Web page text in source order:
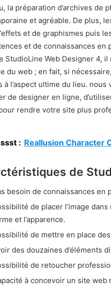
la préparation d’archives de
et agréable. De plus,
et de graphismes puis
et de connaissances en
StudioLine Web Designer 4,
du web ; en fait, si
à l’aspect ultime du lieu.
de designer en ligne,
rendre votre site plus
: Reallusion Character
de
besoin de connaissances en
de placer l’image
et l’apparence.
de mettre en place
des douzaines d’éléments
de retoucher
à concevoir un site